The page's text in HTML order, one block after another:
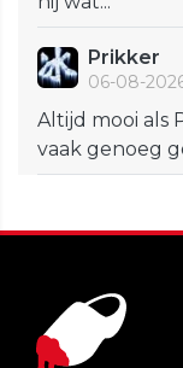
Prikker
06-08-
Altijd mooi als
vaak genoeg